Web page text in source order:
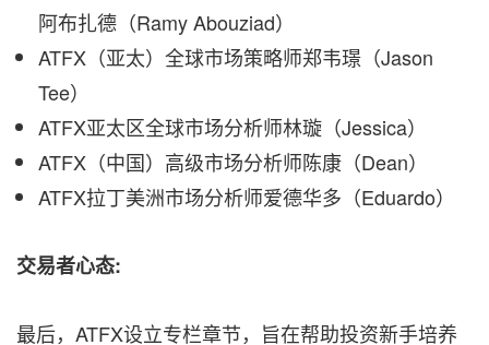
阿布扎德（Ramy Abouziad）
ATFX（亚太）全球市场策略师郑韦璟（Jason
Tee）
ATFX亚太区全球市场分析师林璇（Jessica）
ATFX（中国）高级市场分析师陈康（Dean）
ATFX拉丁美洲市场分析师爱德华多（Eduardo）
交易者心态:
最后，ATFX设立专栏章节，旨在帮助投资新手培养